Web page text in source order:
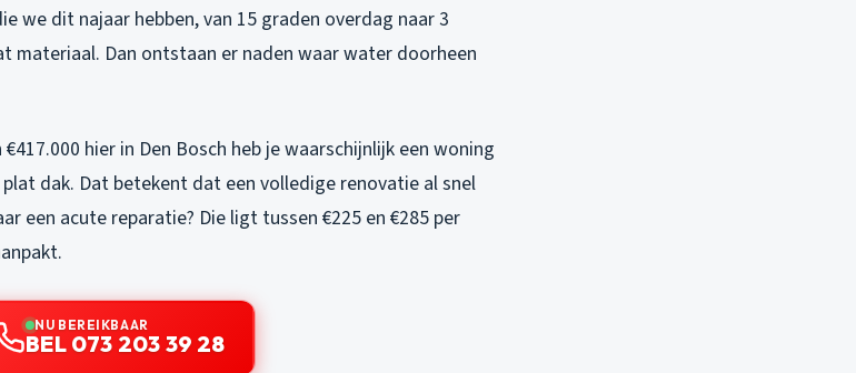
we dit najaar hebben, van 15 graden overdag naar 3
materiaal. Dan ontstaan er naden waar water doorheen
hier in Den Bosch heb je waarschijnlijk een woning
dak. Dat betekent dat een volledige renovatie al snel
een acute reparatie? Die ligt tussen €225 en €285 per
NU BEREIKBAAR
BEL 073 203 39 28